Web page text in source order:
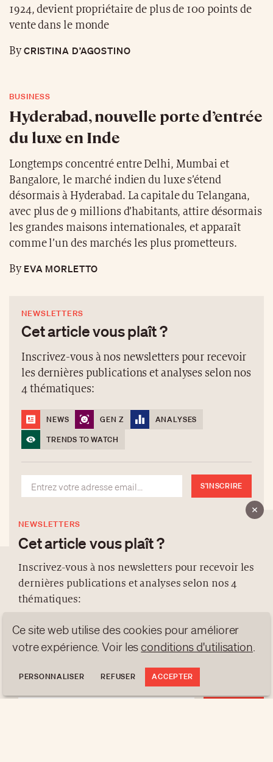
1924, devient propriétaire de plus de 100 points de
vente dans le monde
ByCRISTINA D’AGOSTINO
BUSINESS
Hyderabad, nouvelle porte d’entrée
du luxe en Inde
Longtemps concentré entre Delhi, Mumbai et
Bangalore, le marché indien du luxe s’étend
désormais à Hyderabad. La capitale du Telangana,
avec plus de 9 millions d’habitants, attire désormais
les grandes maisons internationales, et apparaît
comme l’un des marchés les plus prometteurs.
ByEVA MORLETTO
NEWSLETTERS
Cet article vous plaît ?
Inscrivez-vous à nos newsletters pour recevoir
les dernières publications et analyses selon nos
4 thématiques:
NEWS GEN Z
ANALYSES
TRENDS TO WATCH
S'INSCRIRE
NEWSLETTERS
Cet article vous plaît ?
Inscrivez-vous à nos newsletters pour recevoir les
dernières publications et analyses selon nos 4
thématiques:
NEWS GEN Z
ANALYSES
TRENDS TO WATCH
À PROPOS
PROTECTION DES DONNÉES
contact@luxurytribune.com
Conçu parAntistatique
Ce site web utilise des cookies pour améliorer
votre expérience. Voir les conditions d'utilisation
PERSONNALISER REFUSER ACCEPTER